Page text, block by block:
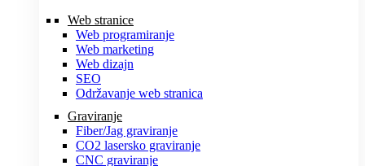
Web stranice
Web programiranje
Web marketing
Web dizajn
SEO
Održavanje web stranica
Graviranje
Fiber/Jag graviranje
CO2 lasersko graviranje
CNC graviranje